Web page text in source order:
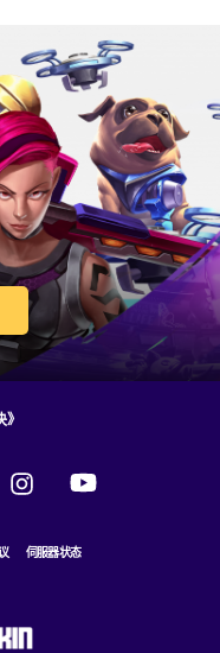
伺服器状态